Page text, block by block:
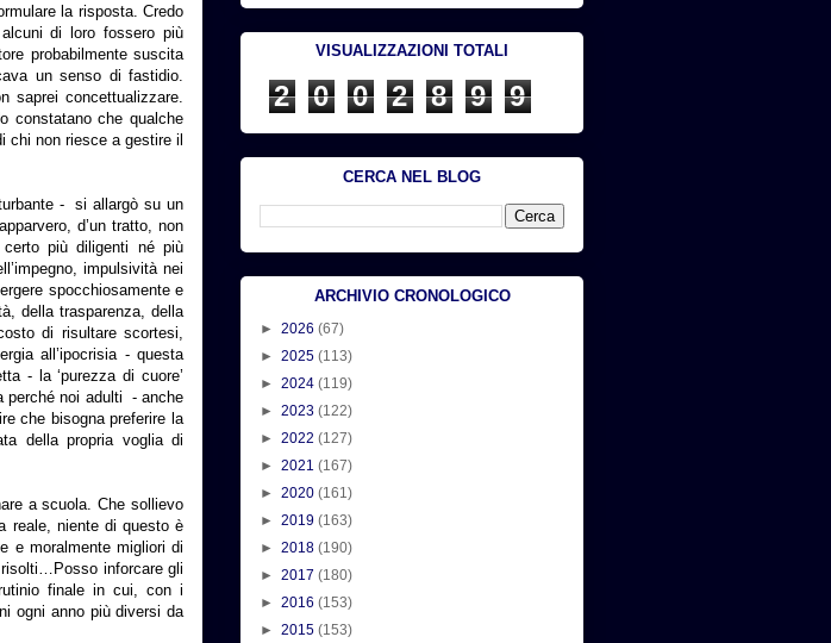
la risposta. Credo
di loro fossero più
probabilmente suscita
un senso di fastidio.
saprei concettualizzare.
constatano che qualche
chi non riesce a gestire il
- si allargò su un
d’un tratto, non
più diligenti né più
impulsività nei
spocchiosamente e
della trasparenza, della
di risultare scortesi,
all’ipocrisia - questa
- la ‘purezza di cuore’
perché noi adulti - anche
che bisogna preferire la
della propria voglia di
a scuola. Che sollievo
reale, niente di questo è
e moralmente migliori di
inforcare gli
finale in cui, con i
ogni anno più diversi da
VISUALIZZAZIONI TOTALI
2 0 0 2 8 9 9
CERCA NEL BLOG
ARCHIVIO CRONOLOGICO
► 2026 (67)
► 2025 (113)
► 2024 (119)
► 2023 (122)
► 2022 (127)
► 2021 (167)
► 2020 (161)
► 2019 (163)
► 2018 (190)
► 2017 (180)
► 2016 (153)
► 2015 (153)